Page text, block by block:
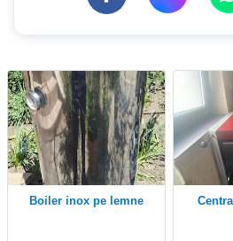
Boiler inox pe lemne
Centrală pe lemne +